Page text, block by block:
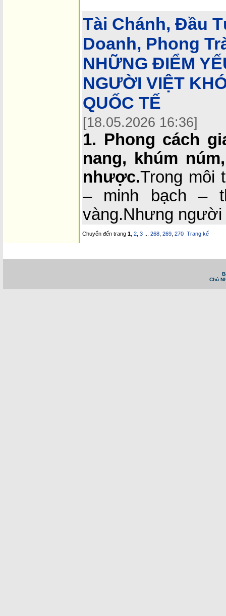
Tài Chánh, Đầu
Doanh, Phong
NHỮNG ĐIỂM
NGƯỜI VIỆT
QUỐC TẾ
[18.05.2026 16:36]
1. Phong cách
nang, khúm
nhược.Trong môi
– minh bạch –
vàng.Nhưng
Chuyển đến trang 1 2 3 268 269 270 Trang kế
Chủ